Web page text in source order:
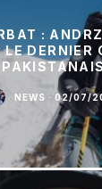
:
LE DERNIER
NEWS · 02/07/